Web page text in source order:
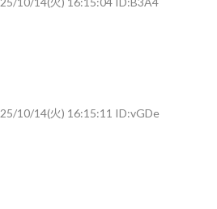
25/10/14(火) 16:15:11 ID:vGDe